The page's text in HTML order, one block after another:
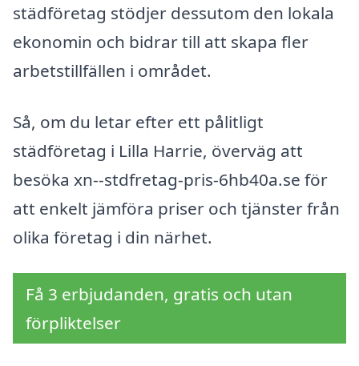
städföretag stödjer dessutom den lokala
ekonomin och bidrar till att skapa fler
arbetstillfällen i området.
Så, om du letar efter ett pålitligt
städföretag i Lilla Harrie, överväg att
besöka xn--stdfretag-pris-6hb40a.se för
att enkelt jämföra priser och tjänster från
olika företag i din närhet.
Få 3 erbjudanden, gratis och utan
förpliktelser